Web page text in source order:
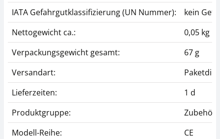
IATA Gefahrgutklassifizierung (UN Nummer):
kein
Nettogewicht ca.:
0,05 kg
Verpackungsgewicht gesamt:
67 g
Versandart:
Lieferzeiten:
1 d
Produktgruppe:
Zubehör
Modell-Reihe:
CE